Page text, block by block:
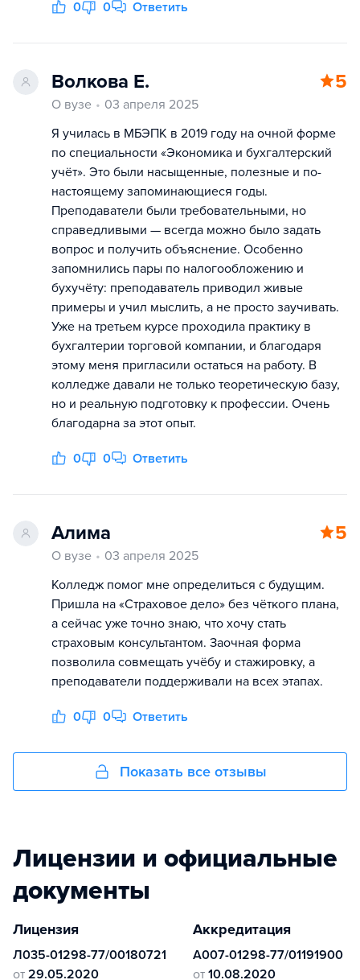
0 0 Ответить
Волкова Е. 5
О вузе
03 апреля 2025
Я училась в МБЭПК в 2019 году на очной форме
по специальности «Экономика и бухгалтерский
учёт». Это были насыщенные, полезные и по-
настоящему запоминающиеся годы.
Преподаватели были требовательными, но
справедливыми — всегда можно было задать
вопрос и получить объяснение. Особенно
запомнились пары по налогообложению и
бухучёту: преподаватель приводил живые
примеры и учил мыслить, а не просто заучивать.
Уже на третьем курсе проходила практику в
бухгалтерии торговой компании, и благодаря
этому меня пригласили остаться на работу. В
колледже давали не только теоретическую базу,
но и реальную подготовку к профессии. Очень
благодарна за этот опыт.
0 0 Ответить
Алима 5
О вузе
03 апреля 2025
Колледж помог мне определиться с будущим.
Пришла на «Страховое дело» без чёткого плана,
а сейчас уже точно знаю, что хочу стать
страховым консультантом. Заочная форма
позволила совмещать учёбу и стажировку, а
преподаватели поддерживали на всех этапах.
0 0 Ответить
Показать все отзывы
Лицензии и официальные
документы
Лицензия
Л035-01298-77/00180721
от 29.05.2020
Аккредитация
А007-01298-77/01191900
от 10.08.2020